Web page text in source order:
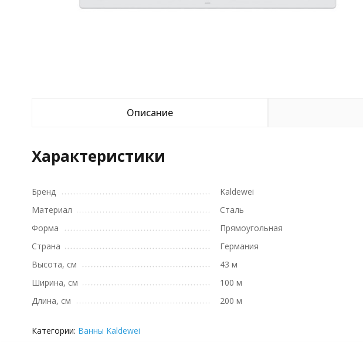
Описание
Характеристики
Бренд
Kaldewei
Материал
Сталь
Форма
Прямоугольная
Страна
Германия
Высота, см
43 м
Ширина, см
100 м
Длина, см
200 м
Категории: Ванны Kaldewei